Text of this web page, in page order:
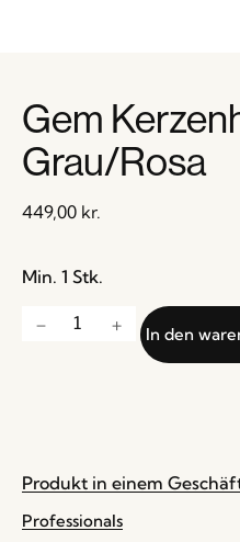
Gem
Grau/Rosa
449,00 kr.
Min. 1 Stk.
In den
Produkt in einem
Professionals